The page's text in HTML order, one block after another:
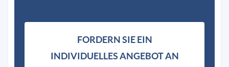
FORDERN SIE EIN
INDIVIDUELLES ANGEBOT AN